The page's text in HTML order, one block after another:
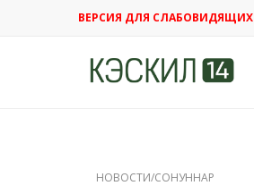
ВЕРСИЯ ДЛЯ СЛАБОВИДЯЩИХ
НОВОСТИ/СОНУННАР